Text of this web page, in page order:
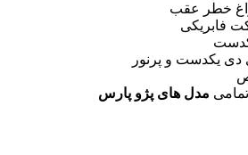
خطر عقب
فابریکی
دی یکدست و پرنور
مدل های پژو پارس